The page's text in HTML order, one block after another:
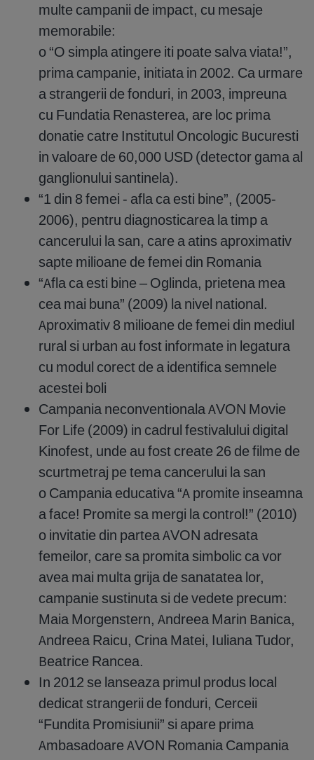
multe campanii de impact, cu mesaje
memorabile:
o “O simpla atingere iti poate salva viata!”,
prima campanie, initiata in 2002. Ca urmare
a strangerii de fonduri, in 2003, impreuna
cu Fundatia Renasterea, are loc prima
donatie catre Institutul Oncologic Bucuresti
in valoare de 60,000 USD (detector gama al
ganglionului santinela).
“1 din 8 femei - afla ca esti bine”, (2005-
2006), pentru diagnosticarea la timp a
cancerului la san, care a atins aproximativ
sapte milioane de femei din Romania
“Afla ca esti bine – Oglinda, prietena mea
cea mai buna” (2009) la nivel national.
Aproximativ 8 milioane de femei din mediul
rural si urban au fost informate in legatura
cu modul corect de a identifica semnele
acestei boli
Campania neconventionala AVON Movie
For Life (2009) in cadrul festivalului digital
Kinofest, unde au fost create 26 de filme de
scurtmetraj pe tema cancerului la san
o Campania educativa “A promite inseamna
a face! Promite sa mergi la control!” (2010)
o invitatie din partea AVON adresata
femeilor, care sa promita simbolic ca vor
avea mai multa grija de sanatatea lor,
campanie sustinuta si de vedete precum:
Maia Morgenstern, Andreea Marin Banica,
Andreea Raicu, Crina Matei, Iuliana Tudor,
Beatrice Rancea.
In 2012 se lanseaza primul produs local
dedicat strangerii de fonduri, Cerceii
“Fundita Promisiunii” si apare prima
Ambasadoare AVON Romania Campania